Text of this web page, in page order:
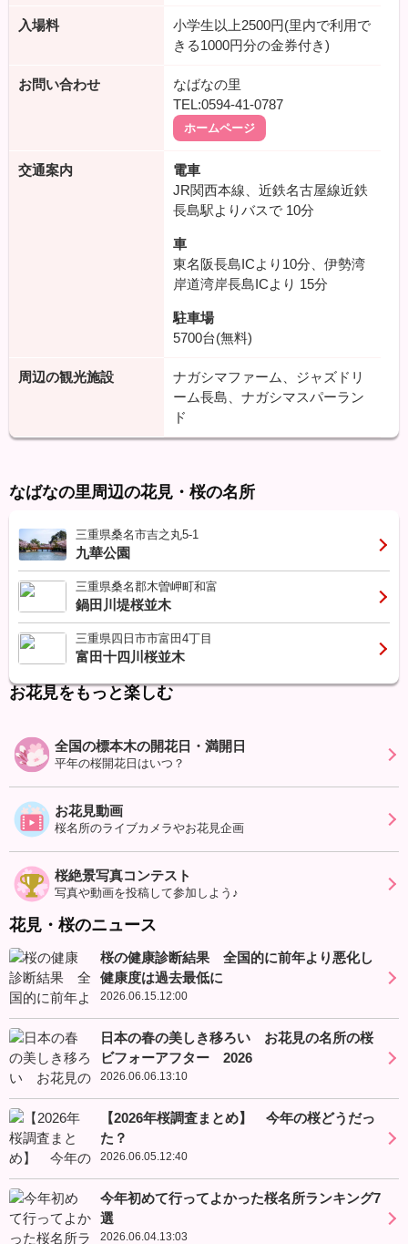
入場料
小学生以上2500円(里内で利用で
きる1000円分の金券付き)
お問い合わせ
なばなの里
TEL:0594-41-0787
ホームページ
交通案内
電車
JR関西本線、近鉄名古屋線近鉄
長島駅よりバスで 10分
車
東名阪長島ICより10分、伊勢湾
岸道湾岸長島ICより 15分
駐車場
5700台(無料)
周辺の観光施設
ナガシマファーム、ジャズドリ
ーム長島、ナガシマスパーラン
ド
なばなの里周辺の花見・桜の名所
三重県桑名市吉之丸5-1
九華公園
三重県桑名郡木曽岬町和富
鍋田川堤桜並木
三重県四日市市富田4丁目
富田十四川桜並木
お花見をもっと楽しむ
全国の標本木の開花日・満開日
平年の桜開花日はいつ？
お花見動画
桜名所のライブカメラやお花見企画
桜絶景写真コンテスト
写真や動画を投稿して参加しよう♪
花見・桜のニュース
桜の健康診断結果 全国的に前年より悪化し
健康度は過去最低に
2026.06.15.12:00
日本の春の美しき移ろい お花見の名所の桜
ビフォーアフター 2026
2026.06.06.13:10
【2026年桜調査まとめ】 今年の桜どうだっ
た？
2026.06.05.12:40
今年初めて行ってよかった桜名所ランキング7
選
2026.06.04.13:03